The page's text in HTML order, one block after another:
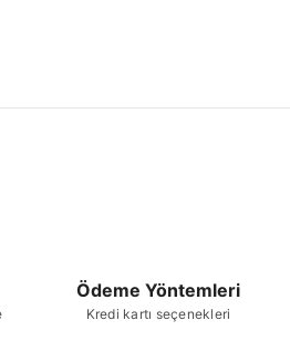
Ödeme Yöntemleri
Kredi kartı seçenekleri